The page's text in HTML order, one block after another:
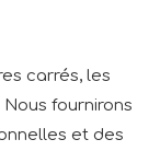
carrés, les
fournirons
et des